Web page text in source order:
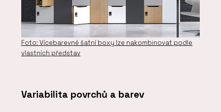
Foto: Vícebarevné šatní boxy lze nakombinovat podle
vlastních představ
Variabilita povrchů a barev